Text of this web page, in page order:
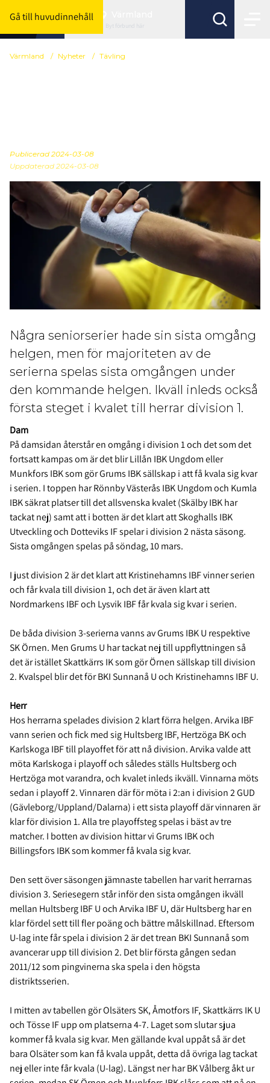
Gå till huvudinnehåll
Byt förbund här
Värmland / Nyheter / Tävling
Publicerad 2024-03-08
Uppdaterad 2024-03-08
Några seniorserier hade sin sista omgång
helgen, men för majoriteten av de
serierna spelas sista omgången under
den kommande helgen. Ikväll inleds också
första steget i kvalet till herrar division 1.
Dam
På damsidan återstår en omgång i division 1 och det som det
fortsatt kampas om är det blir Lillån IBK Ungdom eller
Munkfors IBK som gör Grums IBK sällskap i att få kvala sig kvar
i serien. I toppen har Rönnby Västerås IBK Ungdom och Kumla
IBK säkrat platser till det allsvenska kvalet (Skälby IBK har
tackat nej) samt att i botten är det klart att Skoghalls IBK
Utveckling och Dotteviks IF spelar i division 2 nästa säsong.
Sista omgången spelas på söndag, 10 mars.
I just division 2 är det klart att Kristinehamns IBF vinner serien
och får kvala till division 1, och det är även klart att
Nordmarkens IBF och Lysvik IBF får kvala sig kvar i serien.
De båda division 3-serierna vanns av Grums IBK U respektive
SK Örnen. Men Grums U har tackat nej till uppflyttningen så
det är istället Skattkärrs IK som gör Örnen sällskap till division
2. Kvalspel blir det för BKI Sunnanå U och Kristinehamns IBF U.
Herr
Hos herrarna spelades division 2 klart förra helgen. Arvika IBF
vann serien och fick med sig Hultsberg IBF, Hertzöga BK och
Karlskoga IBF till playoffet för att nå division. Arvika valde att
möta Karlskoga i playoff och således ställs Hultsberg och
Hertzöga mot varandra, och kvalet inleds ikväll. Vinnarna möts
sedan i playoff 2. Vinnaren där för möta i 2:an i division 2 GUD
(Gävleborg/Uppland/Dalarna) i ett sista playoff där vinnaren är
klar för division 1. Alla tre playoffsteg spelas i bäst av tre
matcher. I botten av division hittar vi Grums IBK och
Billingsfors IBK som kommer få kvala sig kvar.
Den sett över säsongen jämnaste tabellen har varit herrarnas
division 3. Seriesegern står inför den sista omgången ikväll
mellan Hultsberg IBF U och Arvika IBF U, där Hultsberg har en
klar fördel sett till fler poäng och bättre målskillnad. Eftersom
U-lag inte får spela i division 2 är det trean BKI Sunnanå som
avancerar upp till division 2. Det blir första gången sedan
2011/12 som pingvinerna ska spela i den högsta
distriktsserien.
I mitten av tabellen gör Olsäters SK, Åmotfors IF, Skattkärrs IK U
och Tösse IF upp om platserna 4-7. Laget som slutar sjua
kommer få kvala sig kvar. Men gällande kval uppåt så är det
bara Olsäter som kan få kvala uppåt, detta då övriga lag tackat
nej eller inte får kvala (U-lag). Längst ner har BK Vålberg åkt ur